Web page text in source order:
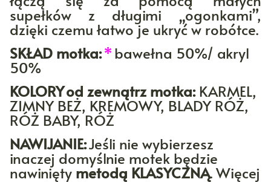
supełków z długimi „ogonkami”,
dzięki czemu łatwo je ukryć w robótce.
SKŁAD motka:*bawełna 50%/ akryl
50%
KOLORYod zewnątrz motka:KARMEL,
ZIMNY BEŻ, KREMOWY, BLADY RÓŻ,
RÓŻ BABY, RÓŻ
NAWIJANIE:Jeśli nie wybierzesz
inaczej domyślnie motek będzie
nawinięty metodą KLASYCZNĄ. Więcej